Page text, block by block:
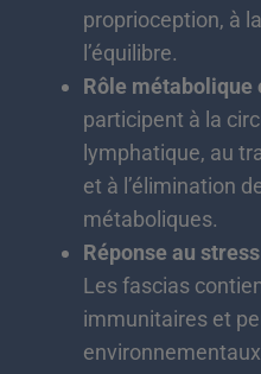
proprioception, à
l’équilibre.
Rôle métabolique
participent à la
lymphatique, au
et à l’élimination
métaboliques.
Réponse au
Les fascias
immunitaires et